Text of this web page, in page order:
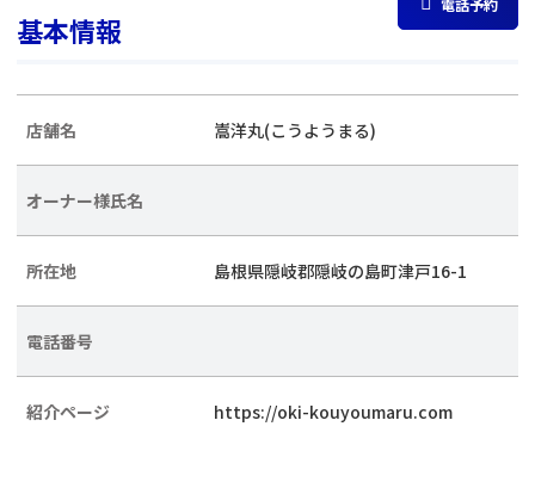
基本情報
店舗名 嵩洋丸(こうようまる)
オーナー様氏名
所在地 島根県隠岐郡隠岐の島町津戸16-1
電話番号
紹介ページ https://oki-kouyoumaru.com